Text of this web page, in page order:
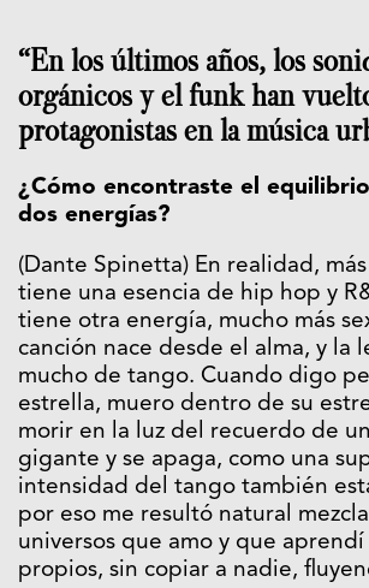
“En los últimos años, los
orgánicos y el funk han
protagonistas en la música
¿Cómo encontraste el
dos energías?
(Dante Spinetta) En realidad,
tiene una esencia de hip hop y
tiene otra energía, mucho más
canción nace desde el alma, y la
mucho de tango. Cuando digo
estrella, muero dentro de su
morir en la luz del recuerdo de
gigante y se apaga, como una
intensidad del tango también
por eso me resultó natural
universos que amo y que aprendí
propios, sin copiar a nadie,